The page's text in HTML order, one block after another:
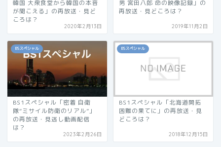
韓国 大衆食堂から韓国の本音
が聞こえる」の再放送・見ど
ころは？
2020年2月13日
男 宮田八郎 命の映像記録」の
再放送・見どころは？
2019年11月2日
BSスペシャル
BS1スペシャル「密着 自衛
隊“ミサイル防衛のリアル”」
の再放送・見逃し動画配信
は？
2023年2月26日
BSスペシャル
BS1スペシャル「北海道開拓
困難の果てに」の再放送・見
どころは？
2018年12月15日